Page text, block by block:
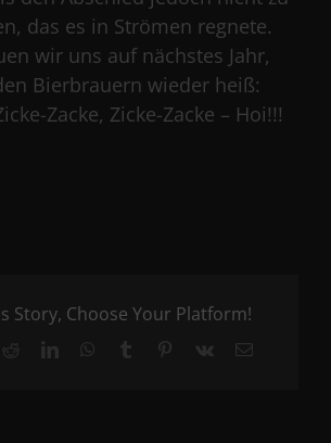
das es in Strömen regnete.
wir uns auf nächstes Jahr,
Bierbrauern wieder heiß:
Zacke, Zicke-Zacke – Hoi!!!
Story, Choose Your Platform!
RedditLinkedInWhatsApp
Tumblr Pinterest
Vk Email